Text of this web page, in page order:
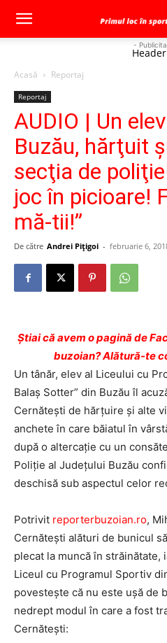
-
Acasă Reportaj
Reportaj
AUDIO | Un
Buzău, hărţuit
secţia de
joc în picioare!
mă-tii!”
De către Andrei Pițigoi - februarie 6,
Ştiai că avem o pagină de
buzoian? Alătură-te
Un tânăr, elev al Liceului cu
Balaş Sotter” din Buzău îl
Cernăteşti de hărţuire şi alte
anchete în care băiatul în
după o altercaţie cu un
Poliţie al Judeţului Buzău
deschisă sub aspectul celor
Potrivit reporterbuzoian.ro,
Cernătești alături de bunicul
plecat la muncă în străinătate,
Liceul cu Programul Sportiv
povestește că nu este ușă de
nedrept modul în care a fost
Cernătești: